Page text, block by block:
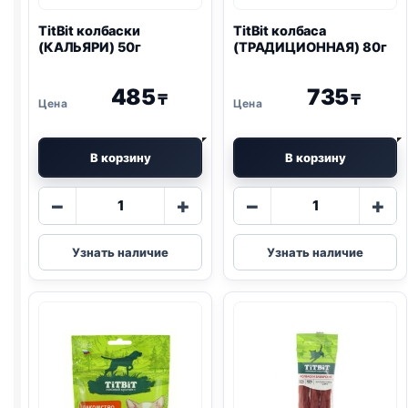
TitBit колбаски
(КАЛЬЯРИ) 50г
485₸
В корзину
−
Количество
TitBit
колбаски
(КАЛЬЯРИ)
+
Узнать наличие
TitBit колбаса
(ТРАДИЦИОННАЯ) 80г
735₸
В корзину
−
Количество
TitBit
колбаса
+
Узнать наличие